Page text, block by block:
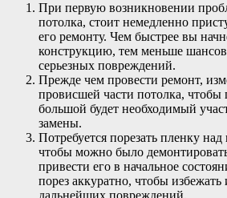
При первую возникновении
потолка, стоит немедленно
его ремонту. Чем быстрее вы
конструкцию, тем меньше
серьезных повреждений.
Прежде чем провести ремонт,
провисшей части потолка, чтобы
большой будет необходимый
замены.
Потребуется порезать пленку
чтобы можно было
привести его в начальное
порез аккуратно, чтобы